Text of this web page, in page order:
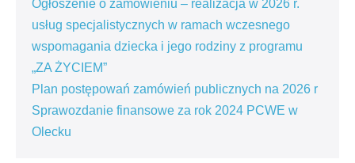
Ogłoszenie o zamówieniu – realizacja w 2026 r.
usług specjalistycznych w ramach wczesnego
wspomagania dziecka i jego rodziny z programu
„ZA ŻYCIEM”
Plan postępowań zamówień publicznych na 2026 r
Sprawozdanie finansowe za rok 2024 PCWE w
Olecku